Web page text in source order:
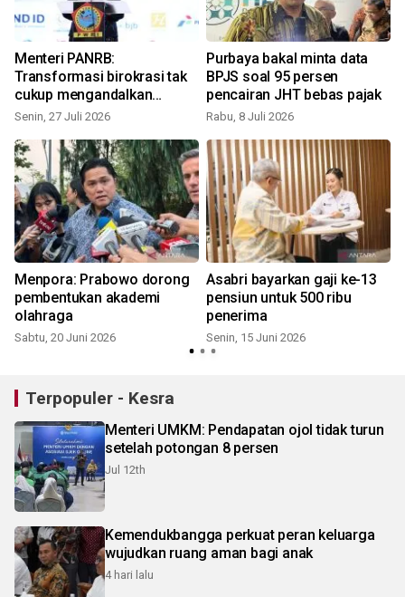
Menteri PANRB:
Transformasi birokrasi tak
cukup mengandalkan
teknologi
Senin, 27 Juli 2026
Purbaya bakal minta data
BPJS soal 95 persen
pencairan JHT bebas pajak
Rabu, 8 Juli 2026
Menpora: Prabowo dorong
pembentukan akademi
olahraga
Sabtu, 20 Juni 2026
Asabri bayarkan gaji ke-13
pensiun untuk 500 ribu
penerima
Senin, 15 Juni 2026
Terpopuler - Kesra
Menteri UMKM: Pendapatan ojol tidak turun
setelah potongan 8 persen
Jul 12th
Kemendukbangga perkuat peran keluarga
wujudkan ruang aman bagi anak
4 hari lalu